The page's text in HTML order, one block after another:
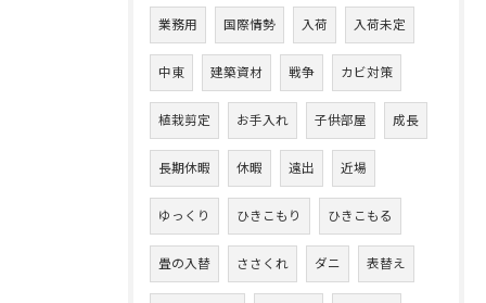
業務用 国際情勢 入荷 入荷未定
中東 建築資材 戦争 カビ対策
植栽剪定 お手入れ 子供部屋 成長
長期休暇 休暇 遠出 近場
ゆっくり ひきこもり ひきこもる
畳の入替 ささくれ ダニ 表替え